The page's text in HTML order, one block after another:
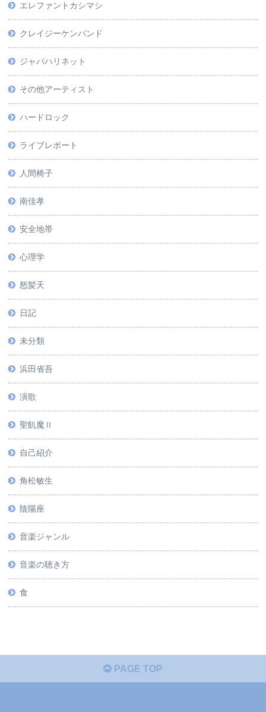
エレファントカシマシ
クレイジーケンバンド
ジャパハリネット
その他アーティスト
ハードロック
ライブレポート
人間椅子
南佳孝
安全地帯
心理学
怒髪天
日記
未分類
浜田省吾
演歌
聖飢魔Ⅱ
自己紹介
角松敏生
陰陽座
音楽ジャンル
音楽の聴き方
食
PAGE TOP